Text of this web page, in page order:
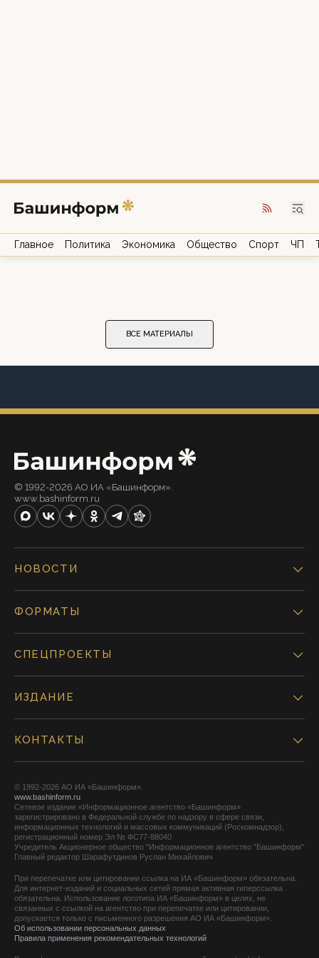
Главное Политика Экономика Общество Спорт ЧП
ВСЕ МАТЕРИАЛЫ
© 1992-2026 АО ИА «Башинформ».
www.bashinform.ru
НОВОСТИ
ФОРМАТЫ
СПЕЦПРОЕКТЫ
ИЗДАНИЕ
КОНТАКТЫ
© 1992-2026 АО ИА «Башинформ».
www.bashinform.ru
Сетевое издание «Информационное агентство «Башинформ»
зарегистрировано в Федеральной службе по надзору в сфере связи,
информационных технологий и массовых коммуникаций (Роскомнадзор),
регистрационный номер Эл № ФС77-88040
Учредитель Акционерное общество "Информационное агентство "Башинформ"
Главный редактор Шарафутдинов Руслан Михайлович
При перепечатке или цитировании ссылка на ИА «Башинформ» обязательна.
Для интернет-изданий и социальных сетей прямая активная гиперссылка
обязательна. Использование логотипа ИА «Башинформ» в целях, не
связанных с ссылкой на агентство при перепечатке или цитировании,
допускается только с письменного разрешения АО ИА «Башинформ».
Об использовании персональных данных
Правила применения рекомендательных технологий